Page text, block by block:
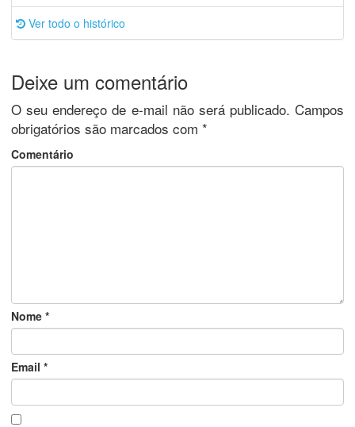
Ver todo o histórico
Deixe um comentário
O seu endereço de e-mail não será publicado. Campos
obrigatórios são marcados com *
Comentário
Nome *
Email *